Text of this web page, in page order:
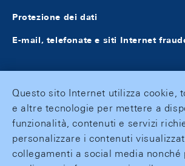
Protezione dei dati
E-mail, telefonate e siti Internet
Questo sito Internet utilizza cookie,
e altre tecnologie per mettere a
funzionalità, contenuti e servizi
personalizzare i contenuti
collegamenti a social media nonché